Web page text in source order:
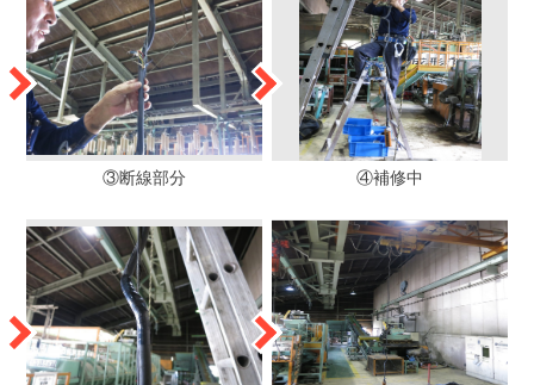
③断線部分 ④補修中